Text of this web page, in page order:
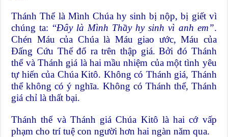
Thánh Thể là Mình Chúa hy sinh bị nộp, bị giết vì
chúng ta: “Đây là Mình Thầy hy sinh vì anh em”.
Chén Máu của Chúa là Máu giao ước, Máu của
Đấng Cứu Thế đổ ra trên thập giá. Bởi đó Thánh
thể và Thánh giá là hai mầu nhiệm của một tình yêu
tự hiến của Chúa Kitô. Không có Thánh giá, Thánh
thể không có ý nghĩa. Không có Thánh thể, Thánh
giá chỉ là thất bại.
Thánh thể và Thánh giá Chúa Kitô là hai cớ vấp
phạm cho trí tuệ con người hơn hai ngàn năm qua.